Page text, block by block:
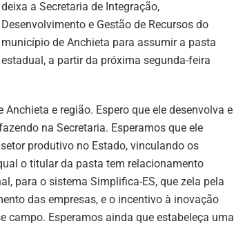
deixa a Secretaria de Integração,
Desenvolvimento e Gestão de Recursos do
município de Anchieta para assumir a pasta
estadual, a partir da próxima segunda-feira
e região. Espero que ele desenvolva e
na Secretaria. Esperamos que ele
produtivo no Estado, vinculando os
o titular da pasta tem relacionamento
para o sistema Simplifica-ES, que zela pela
das empresas, e o incentivo à inovação
Esperamos ainda que estabeleça uma